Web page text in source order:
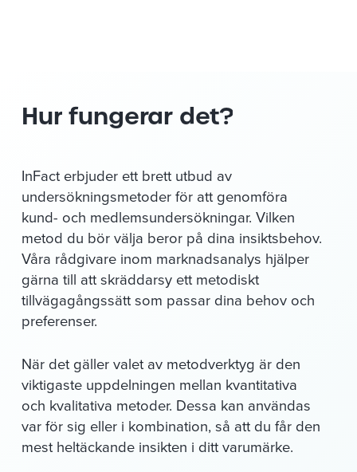
Hur fungerar det?
InFact erbjuder ett brett utbud av
undersökningsmetoder för att genomföra
kund- och medlemsundersökningar. Vilken
metod du bör välja beror på dina insiktsbehov.
Våra rådgivare inom marknadsanalys hjälper
gärna till att skräddarsy ett metodiskt
tillvägagångssätt som passar dina behov och
preferenser.
När det gäller valet av metodverktyg är den
viktigaste uppdelningen mellan kvantitativa
och kvalitativa metoder. Dessa kan användas
var för sig eller i kombination, så att du får den
mest heltäckande insikten i ditt varumärke.